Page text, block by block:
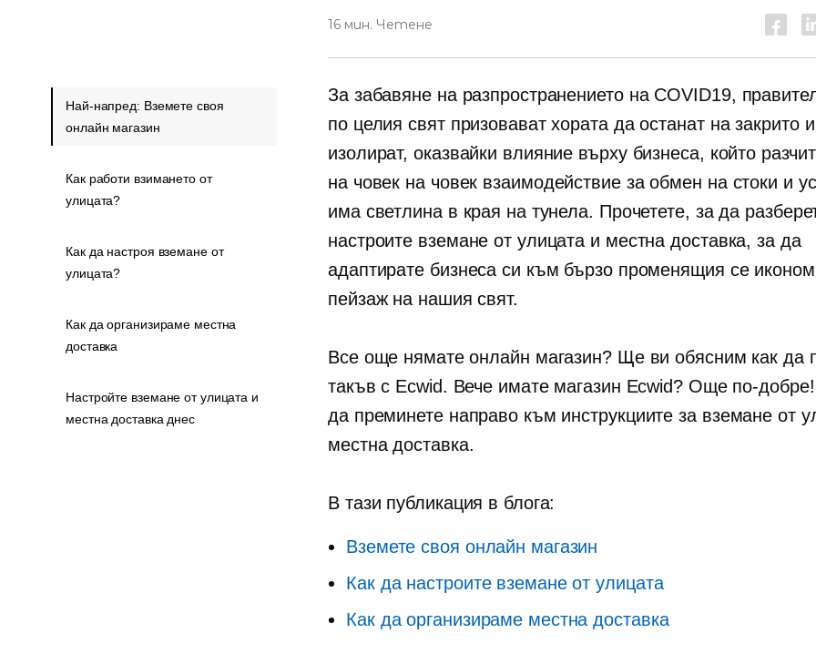
16 мин. Четене
За забавяне на разпространението на COVID19,
по целия свят призовават хората да останат на закрито
изолират, оказвайки влияние върху бизнеса, който
на човек на човек взаимодействие за обмен на стоки и
има светлина в края на тунела. Прочетете, за да
настроите вземане от улицата и местна доставка, за да
адаптирате бизнеса си към бързо променящия се
пейзаж на нашия свят.
Все още нямате онлайн магазин? Ще ви обясним как да
такъв с Ecwid. Вече имате магазин Ecwid? Още по-
да преминете направо към инструкциите за вземане от
местна доставка.
В тази публикация в блога:
Вземете своя онлайн магазин
Как да настроите вземане от улицата
Как да организираме местна доставка
Най-напред: Вземете своя
онлайн магазин
Как работи взимането от
улицата?
Как да настроя вземане от
улицата?
Как да организираме местна
доставка
Настройте вземане от улицата и
местна доставка днес